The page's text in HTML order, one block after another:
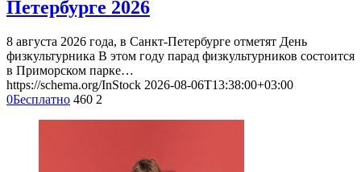
Петербурге 2026
8 августа 2026 года, в Санкт-Петербурге отметят День
физкультурника В этом году парад физкультурников состоится
в Приморском парке…
https://schema.org/InStock 2026-08-06T13:38:00+03:00
0Бесплатно 460 2